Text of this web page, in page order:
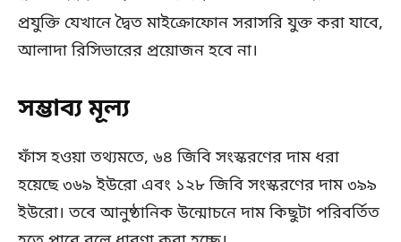
প্রযুক্তি যেখানে দ্বৈত মাইক্রোফোন সরাসরি যুক্ত করা যাবে,
আলাদা রিসিভারের প্রয়োজন হবে না।
সম্ভাব্য মূল্য
ফাঁস হওয়া তথ্যমতে, ৬৪ জিবি সংস্করণের দাম ধরা
হয়েছে ৩৬৯ ইউরো এবং ১২৮ জিবি সংস্করণের দাম ৩৯৯
ইউরো। তবে আনুষ্ঠানিক উন্মোচনে দাম কিছুটা পরিবর্তিত